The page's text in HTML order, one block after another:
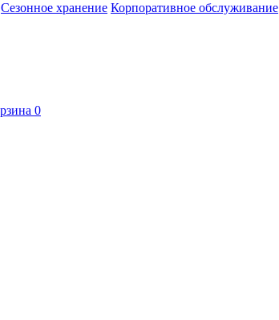
Сезонное хранение Корпоративное обслуживание
0